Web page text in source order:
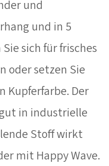
und
und in 5
sich für frisches
oder setzen Sie
Der
in industrielle
Stoff wirkt
mit Happy Wave.